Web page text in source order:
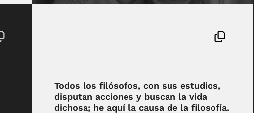
Todos los filósofos, con sus estudios,
disputan acciones y buscan la vida
dichosa; he aquí la causa de la filosofía.